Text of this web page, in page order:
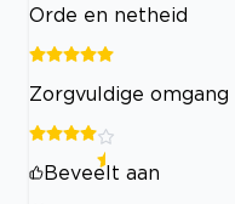
Orde en netheid
Zorgvuldige
Beveelt aan